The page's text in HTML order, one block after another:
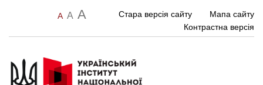
A A A Стара версія сайту
Мапа сайту
Контрастна версія